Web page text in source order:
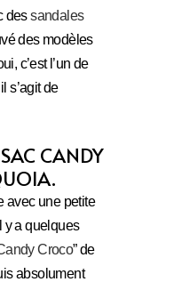
dessandales
des modèles
c’est l’un de
s’agit de
SAC CANDY
avec une petite
y a quelques
Croco” de
absolument